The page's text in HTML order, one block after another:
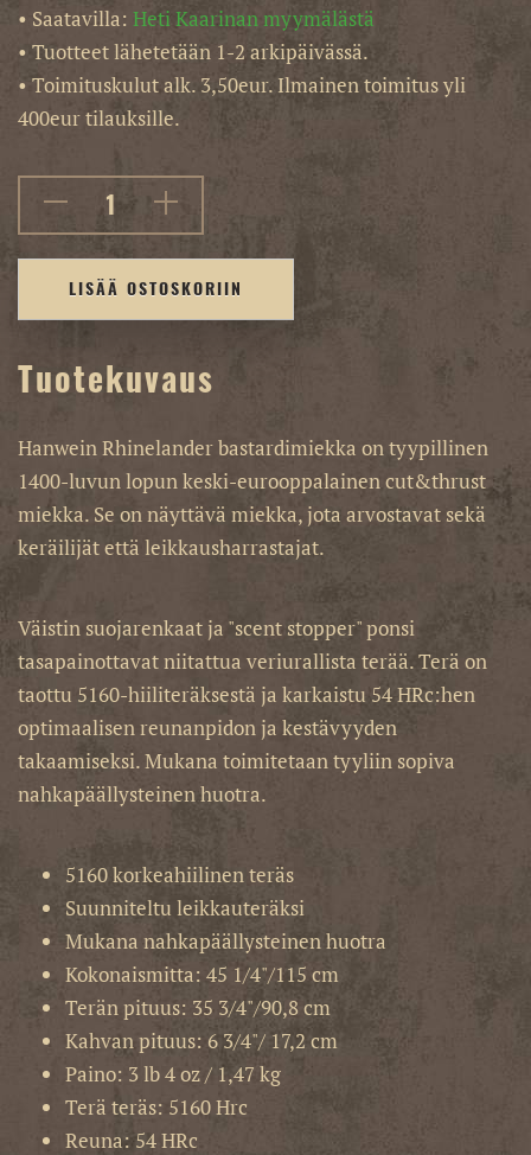
• Saatavilla: Heti Kaarinan myymälästä
• Tuotteet lähetetään 1-2 arkipäivässä.
• Toimituskulut alk. 3,50eur. Ilmainen toimitus yli
400eur tilauksille.
LISÄÄ OSTOSKORIIN
Tuotekuvaus
Hanwein Rhinelander bastardimiekka on tyypillinen
1400-luvun lopun keski-eurooppalainen cut&thrust
miekka. Se on näyttävä miekka, jota arvostavat sekä
keräilijät että leikkausharrastajat.
Väistin suojarenkaat ja "scent stopper" ponsi
tasapainottavat niitattua veriurallista terää. Terä on
taottu 5160-hiiliteräksestä ja karkaistu 54 HRc:hen
optimaalisen reunanpidon ja kestävyyden
takaamiseksi. Mukana toimitetaan tyyliin sopiva
nahkapäällysteinen huotra.
5160 korkeahiilinen teräs
Suunniteltu leikkauteräksi
Mukana nahkapäällysteinen huotra
Kokonaismitta: 45 1/4"/115 cm
Terän pituus: 35 3/4"/90,8 cm
Kahvan pituus: 6 3/4"/ 17,2 cm
Paino: 3 lb 4 oz / 1,47 kg
Terä teräs: 5160 Hrc
Reuna: 54 HRc